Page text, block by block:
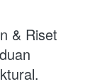
& Riset